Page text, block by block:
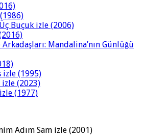
Buçuk izle (2006)
Mandalina’nın Günlüğü
izle (1995)
izle (2023)
(1977)
Adım Sam izle (2001)